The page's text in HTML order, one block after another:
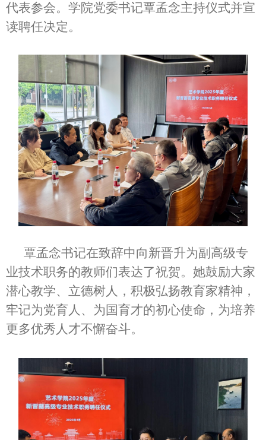
代表参会。学院党委书记覃孟念主持仪式并宣
读聘任决定。
覃孟念书记在致辞中向新晋升为副高级专
业技术职务的教师们表达了祝贺。她鼓励大家
潜心教学、立德树人，积极弘扬教育家精神，
牢记为党育人、为国育才的初心使命，为培养
更多优秀人才不懈奋斗。